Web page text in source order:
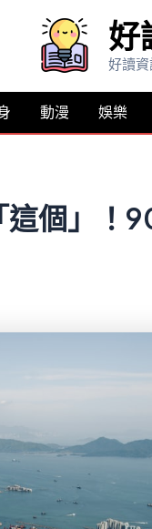
好
好讀
動漫 娛樂
這個」！